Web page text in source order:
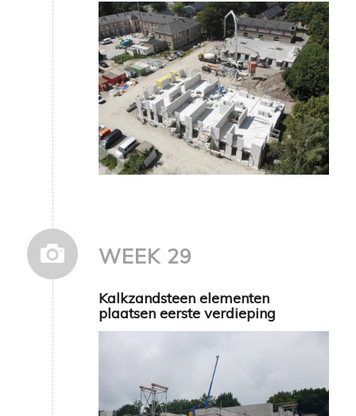
WEEK 29
Kalkzandsteen elementen
plaatsen eerste verdieping